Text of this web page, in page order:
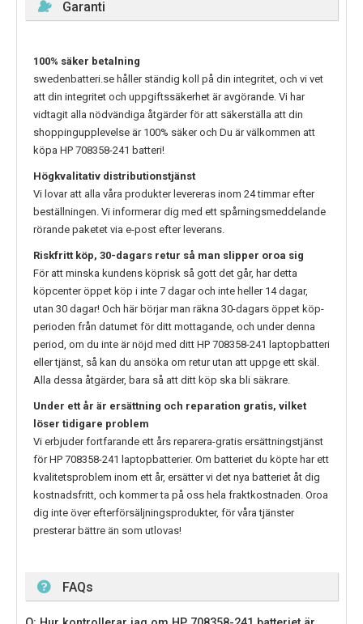
Garanti
100% säker betalning
swedenbatteri.se håller ständig koll på din integritet, och vi vet
att din integritet och uppgiftssäkerhet är avgörande. Vi har
vidtagit alla nödvändiga åtgärder för att säkerställa att din
shoppingupplevelse är 100% säker och Du är välkommen att
köpa HP 708358-241 batteri!
Högkvalitativ distributionstjänst
Vi lovar att alla våra produkter levereras inom 24 timmar efter
beställningen. Vi informerar dig med ett spårningsmeddelande
rörande paketet via e-post efter leverans.
Riskfritt köp, 30-dagars retur så man slipper oroa sig
För att minska kundens köprisk så gott det går, har detta
köpcenter öppet köp i inte 7 dagar och inte heller 14 dagar,
utan 30 dagar! Och här börjar man räkna 30-dagars öppet köp-
perioden från datumet för ditt mottagande, och under denna
period, om du inte är nöjd med ditt HP 708358-241 laptopbatteri
eller tjänst, så kan du ansöka om retur utan att uppge ett skäl.
Alla dessa åtgärder, bara så att ditt köp ska bli säkrare.
Under ett år är ersättning och reparation gratis, vilket
löser tidigare problem
Vi erbjuder fortfarande ett års reparera-gratis ersättningstjänst
förHP 708358-241 laptopbatterier. Om batteriet du köpte har ett
kvalitetsproblem inom ett år, ersätter vi det nya batteriet åt dig
kostnadsfritt, och kommer ta på oss hela fraktkostnaden. Oroa
dig inte över efterförsäljningsprodukter, för våra tjänster
presterar bättre än som utlovas!
FAQs